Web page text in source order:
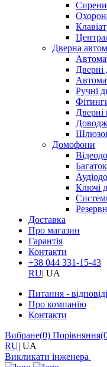
Сирени
Дверна
Дверні
Ручні
Дверні
Домофони
Ключі
Доставка
Про магазин
Гарантія
Контакти
+38 044 331-15-43
RU| UA
Питання - відповіді
Про компанію
Контакти
Вибране(0) Порівняння
RU| UA
Викликати інженера